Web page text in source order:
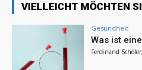
VIELLEICHT MÖCHTEN
Gesundheit
Was ist
Ferdinand